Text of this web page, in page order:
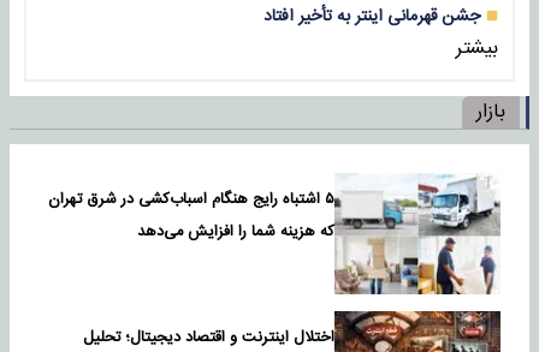
جشن قهرمانی اینتر به تأخیر افتاد
بیشتر
بازار
۵ اشتباه رایج هنگام اسباب‌کشی در شرق تهران
که هزینه شما را افزایش می‌دهد
اختلال اینترنت و اقتصاد دیجیتال؛ تحلیل